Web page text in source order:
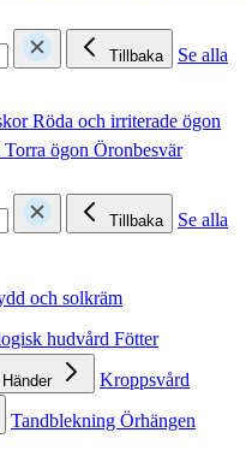
Tillbaka
Se alla
Röda och irriterade ögon
Torra ögon Öronbesvär
Tillbaka
Se alla
och solkräm
hudvård Fötter
Händer Kroppsvård
Tandblekning Örhängen